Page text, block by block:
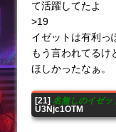
て活躍してたよ
>19
イゼットは有利っ
もう言われてるけ
ほしかったなぁ。
[21] 名無しのイゼッ
U3Njc1OTM